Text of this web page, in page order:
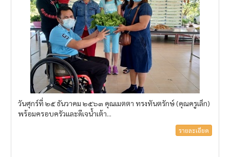
วันศุกร์ที่ ๒๕ ธันวาคม ๒๕๖๓ คุณเมตตา ทรงทันตรักษ์ (คุณครูเล็ก)
พร้อมครอบครัวและดีเจน้ำเต้า...
รายละเอียด